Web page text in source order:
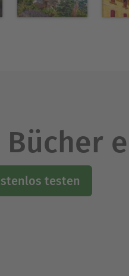
Bücher
testen